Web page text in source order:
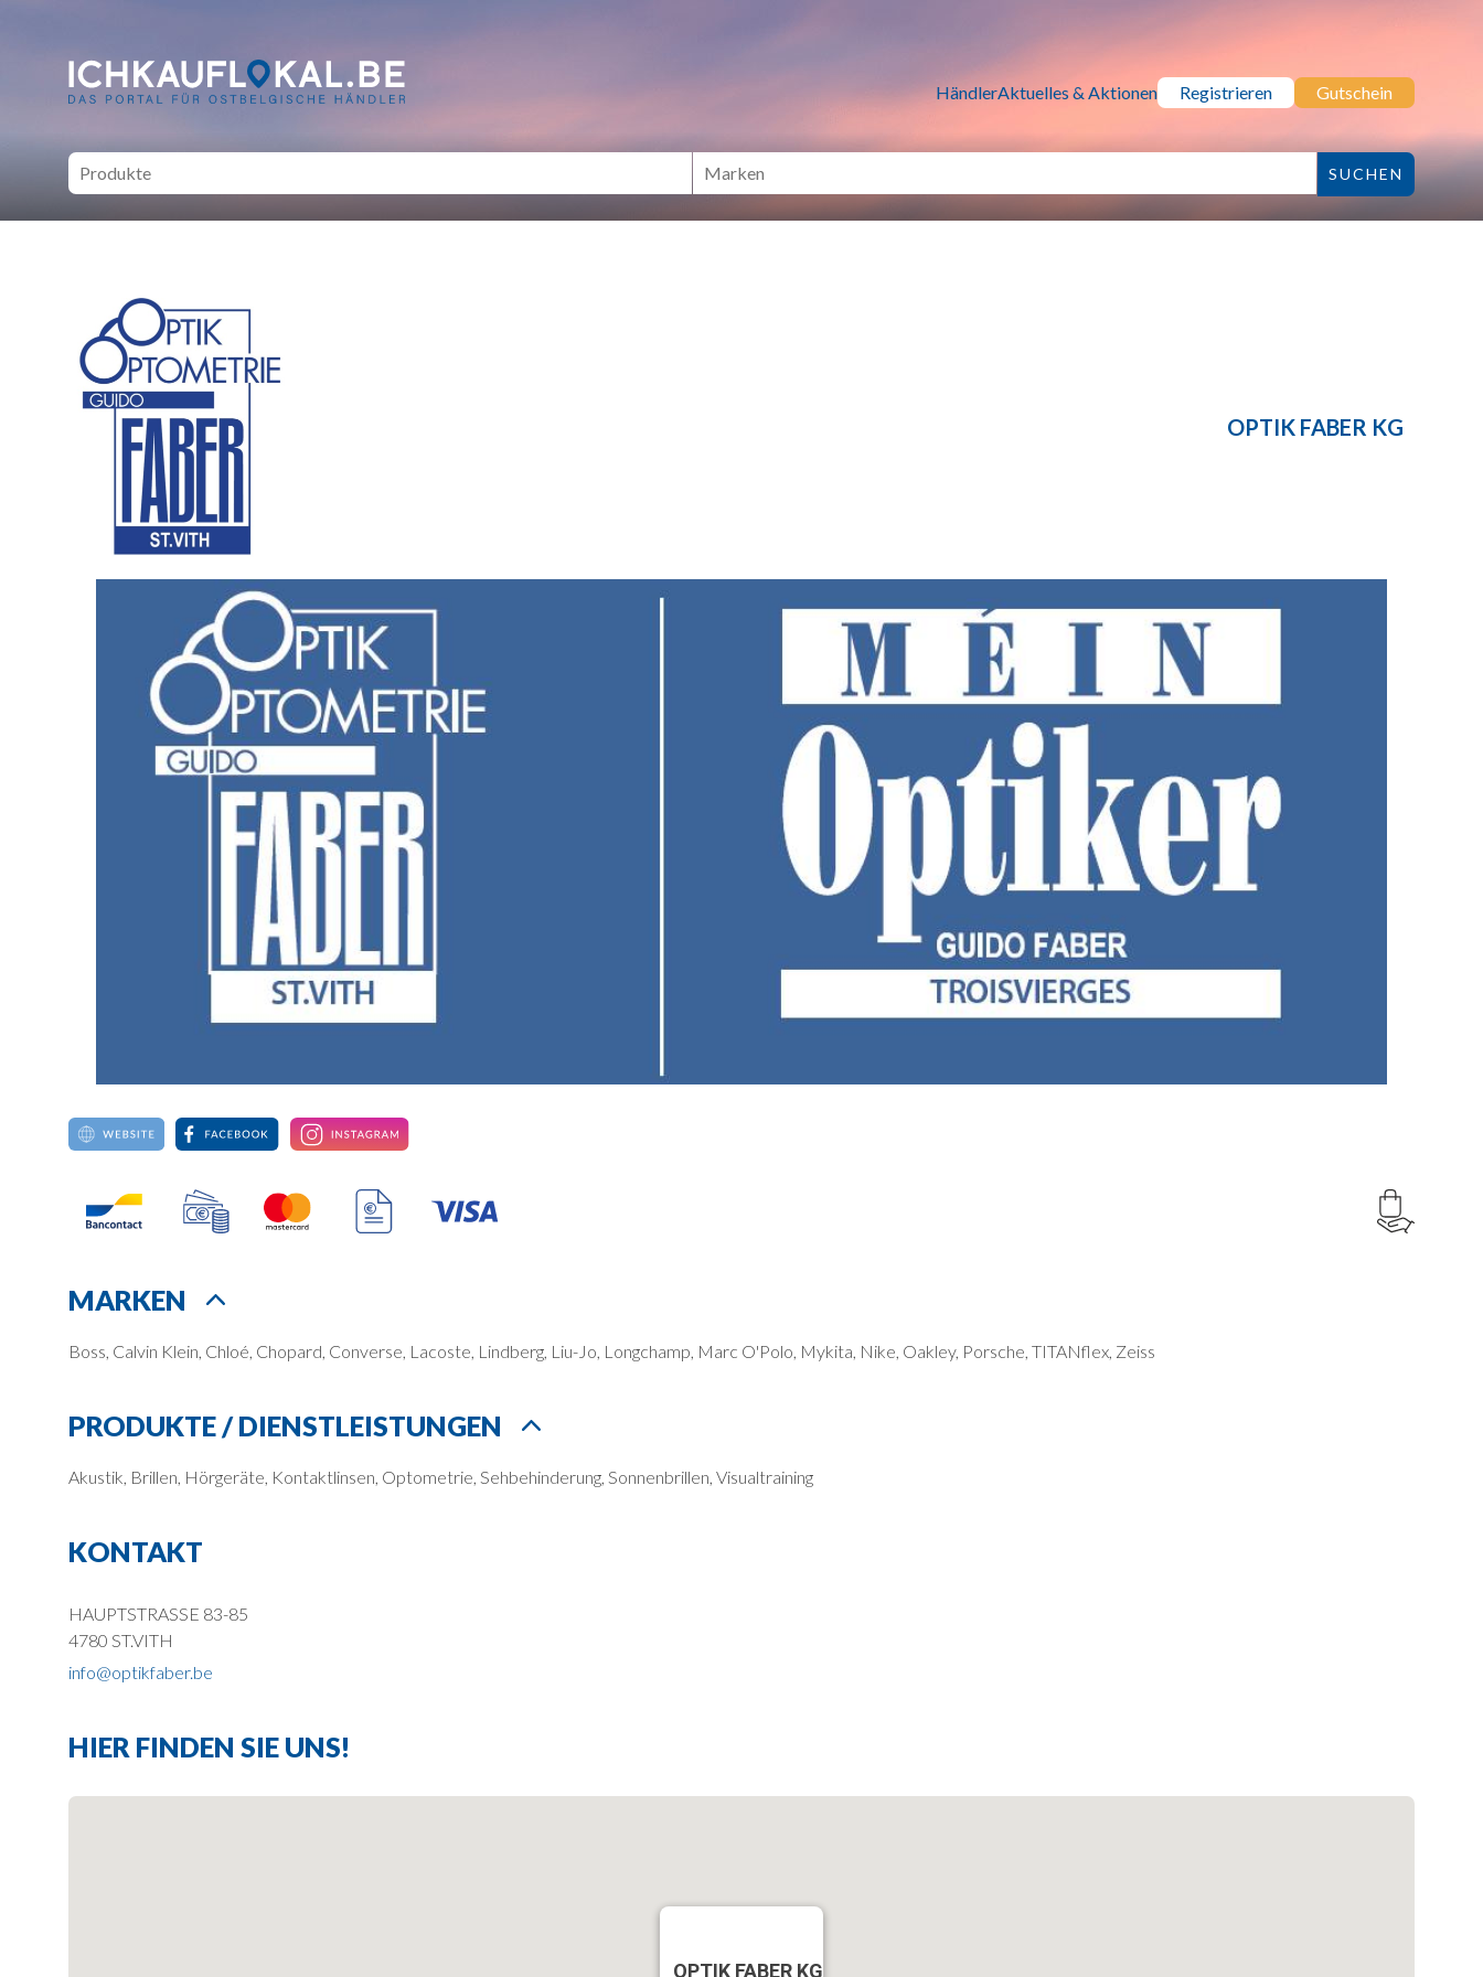
ich kauf lokal - Bei lokalen Händlern online Shoppen HändlerAktuelles & Aktionen Registrieren Gutschein
OPTIK FABER KG
MARKEN
Boss, Calvin Klein, Chloé, Chopard, Converse, Lacoste, Lindberg, Liu-Jo, Longchamp, Marc O'Polo, Mykita, Nike, Oakley, Porsche, TITANflex, Zeiss
PRODUKTE / DIENSTLEISTUNGEN
Akustik, Brillen, Hörgeräte, Kontaktlinsen, Optometrie, Sehbehinderung, Sonnenbrillen, Visualtraining
KONTAKT
HAUPTSTRASSE 83-85
4780 ST.VITH
info@optikfaber.be
HIER FINDEN SIE UNS!
OPTIK FABER KG